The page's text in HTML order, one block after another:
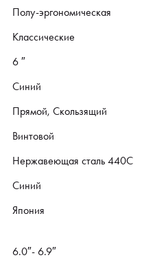
Полу-эргономическая
Классические
6 ″
Синий
Прямой, Скользящий
Винтовой
Нержавеющая сталь 440C
Синий
Япония
6.0″- 6.9″